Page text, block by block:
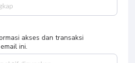
akses dan transaksi
ini.